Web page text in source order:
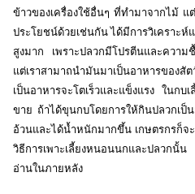
ข้าวของเครื่องใช้อื่นๆ ที่ทำมาจากไม้ แ
ประโยชน์ด้วยเช่นกัน ได้มีการวิเคราะ
สูงมาก เพราะปลวกมีโปรตีนและควา
แต่เราสามาถนำมันมาเป็นอาหารของสั
เป็นอาหารจะโตเร็วและแข็งแรง ในก
ขาย ถ้าได้ขุนกบโดยการให้กินปลวกเป็
อ้วนและได้น้ำหนักมากขึ้น เกษตรกรก็จ
วิธีการเพาะเลี้ยงหนอนนกและปลวกนั้
อ่านในภายหลัง